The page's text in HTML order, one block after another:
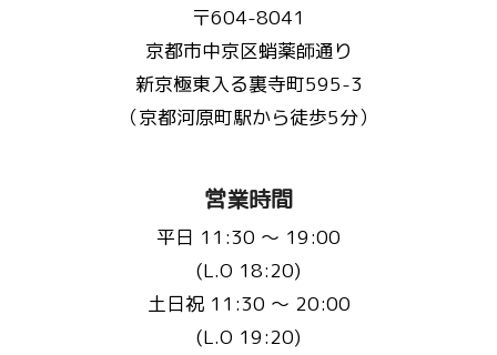
〒604-8041
京都市中京区蛸薬師通り
新京極東入る裏寺町595-3
（京都河原町駅から徒歩5分）
営業時間
平日 11:30 〜 19:00
(L.O 18:20)
土日祝 11:30 〜 20:00
(L.O 19:20)